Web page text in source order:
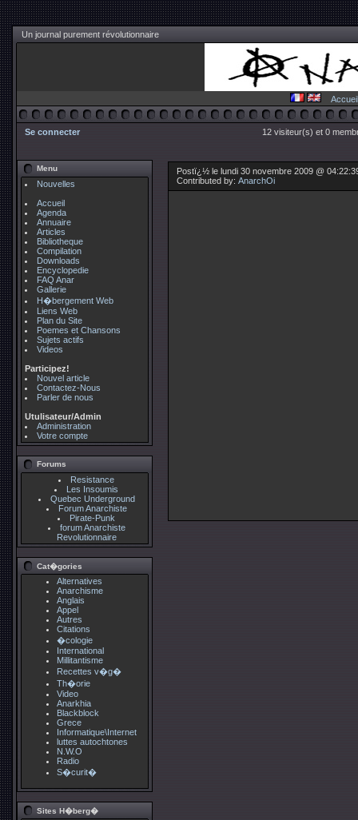
Un journal purement révolutionnaire
Accueil
Se connecter 12 visiteur(s) et 0
Menu
Nouvelles
Accueil
Agenda
Annuaire
Articles
Bibliotheque
Compilation
Downloads
Encyclopedie
FAQ Anar
Gallerie
H�bergement Web
Liens Web
Plan du Site
Poemes et Chansons
Sujets actifs
Videos
Participez!
Nouvel article
Contactez-Nous
Parler de nous
Utulisateur/Admin
Administration
Votre compte
Forums
Resistance
Les Insoumis
Quebec Underground
Forum Anarchiste
Pirate-Punk
forum Anarchiste
Revolutionnaire
Cat�gories
Alternatives
Anarchisme
Anglais
Appel
Autres
Citations
�cologie
International
Millitantisme
Recettes v�g�
Th�orie
Video
Anarkhia
Blackblock
Grece
Informatique\Internet
luttes autochtones
N.W.O
Radio
S�curit�
Sites H�berg�
Postï¿½ le lundi 30 novembre 2009 @
Contributed by: AnarchOi